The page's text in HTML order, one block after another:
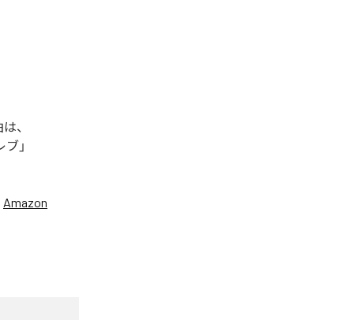
、
ブ」
Amazon